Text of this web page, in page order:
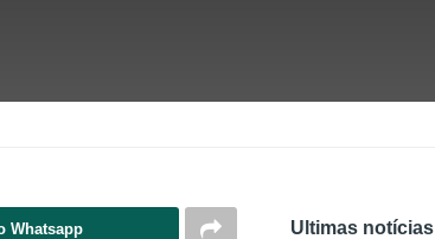
Whatsapp Ultimas notícias